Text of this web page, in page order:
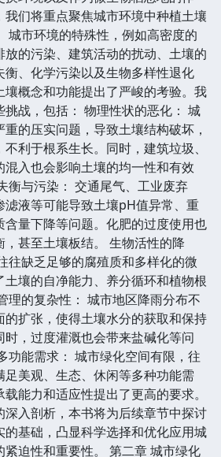
我们将重点聚焦城市环境中种植土壤
城市环境的特殊性，例如高密度的
放的污染、建筑活动的扰动、土壤的
衡、化学污染以及生物多样性退化
壤概念和功能提出了严峻的考验。我
挑战，包括： 物理性状的恶化： 城
的压实问题，导致土壤结构破坏，
利于根系生长。同时，建筑垃圾、
混入也会影响土壤的均一性和有效
衡与污染： 交通尾气、工业废弃
滤液等可能导致土壤pH值异常、重
含量下降等问题。化肥的过度使用也
甚至土壤板结。 生物活性的降
往缺乏足够的腐殖质和多样化的微
土壤的自净能力、养分循环和植物根
理的复杂性： 城市地区降雨分布不
的扩张，使得土壤水分的获取和保持
时，过度灌溉也会带来盐碱化等问
功能需求： 城市绿化空间有限，往
足美观、生态、休闲等多种功能需
能力和适应性提出了更高的要求。
深入剖析，本书将为后续章节中探讨
的基础，凸显科学选择和优化应用城
紧迫性和重要性。 第二章 城市绿化